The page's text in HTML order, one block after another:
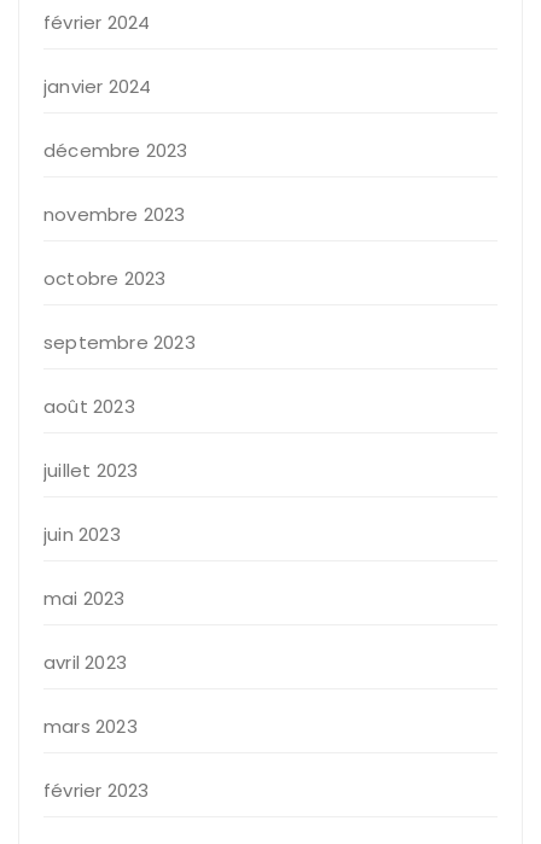
février 2024
janvier 2024
décembre 2023
novembre 2023
octobre 2023
septembre 2023
août 2023
juillet 2023
juin 2023
mai 2023
avril 2023
mars 2023
février 2023